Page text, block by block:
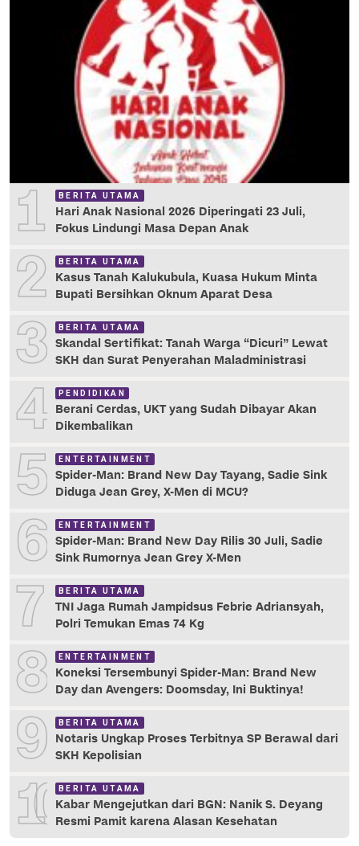
1 BERITA UTAMA
Hari Anak Nasional 2026 Diperingati 23 Juli,
Fokus Lindungi Masa Depan Anak
2 BERITA UTAMA
Kasus Tanah Kalukubula, Kuasa Hukum Minta
Bupati Bersihkan Oknum Aparat Desa
3 BERITA UTAMA
Skandal Sertifikat: Tanah Warga “Dicuri” Lewat
SKH dan Surat Penyerahan Maladministrasi
4 PENDIDIKAN
Berani Cerdas, UKT yang Sudah Dibayar Akan
Dikembalikan
5 ENTERTAINMENT
Spider-Man: Brand New Day Tayang, Sadie Sink
Diduga Jean Grey, X-Men di MCU?
6 ENTERTAINMENT
Spider-Man: Brand New Day Rilis 30 Juli, Sadie
Sink Rumornya Jean Grey X-Men
7 BERITA UTAMA
TNI Jaga Rumah Jampidsus Febrie Adriansyah,
Polri Temukan Emas 74 Kg
8 ENTERTAINMENT
Koneksi Tersembunyi Spider-Man: Brand New
Day dan Avengers: Doomsday, Ini Buktinya!
9 BERITA UTAMA
Notaris Ungkap Proses Terbitnya SP Berawal dari
SKH Kepolisian
10 BERITA UTAMA
Kabar Mengejutkan dari BGN: Nanik S. Deyang
Resmi Pamit karena Alasan Kesehatan